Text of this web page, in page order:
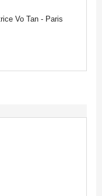
Vo Tan - Paris